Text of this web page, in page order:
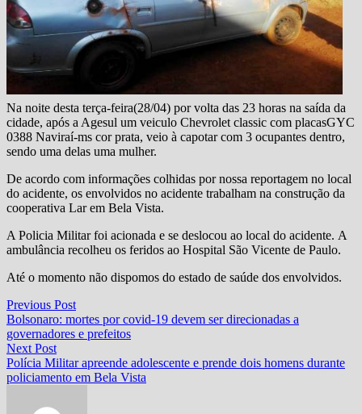
Na noite desta terça-feira(28/04) por volta das 23 horas na saída da
cidade, após a Agesul um veiculo Chevrolet classic com placasGYC
0388 Naviraí-ms cor prata, veio à capotar com 3 ocupantes dentro,
sendo uma delas uma mulher.
De acordo com informações colhidas por nossa reportagem no local
do acidente, os envolvidos no acidente trabalham na construção da
cooperativa Lar em Bela Vista.
A Policia Militar foi acionada e se deslocou ao local do acidente. A
ambulância recolheu os feridos ao Hospital São Vicente de Paulo.
Até o momento não dispomos do estado de saúde dos envolvidos.
Navegação
de
Post
Previous PostPrevious
post:
Bolsonaro: mortes por covid-19 devem ser direcionadas a
governadores e prefeitos
Next PostNext
post:
Polícia Militar apreende adolescente e prende dois homens durante
policiamento em Bela Vista